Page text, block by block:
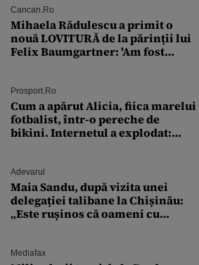
Cancan.ro
Mihaela Rădulescu a primit o
nouă LOVITURĂ de la părinții lui
Felix Baumgartner: 'Am fost
Prosport.ro
Cum a apărut Alicia, fiica marelui
fotbalist, într-o pereche de
bikini. Internetul a explodat:
Adevarul
Maia Sandu, după vizita unei
delegației talibane la Chișinău:
„Este rușinos că oameni cu
Mediafax